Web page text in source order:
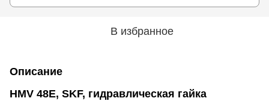
В избранное
Описание
HMV 48E, SKF, гидравлическая гайка